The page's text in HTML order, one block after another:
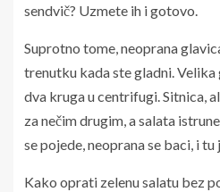
sendvič? Uzmete ih i gotovo.
Suprotno tome, neoprana
trenutku kada ste gladni. Velika
dva kruga u centrifugi. Sitnica,
za nečim drugim, a salata
se pojede, neoprana se baci, i tu
Kako oprati zelenu salatu bez